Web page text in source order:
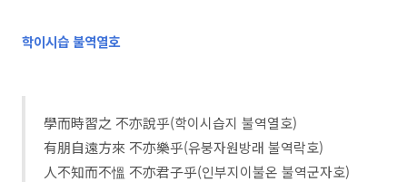
학이시습 불역열호
學而時習之 不亦說乎(학이시습지 불역열호)
有朋自遠方來 不亦樂乎(유붕자원방래 불역락호)
人不知而不慍 不亦君子乎(인부지이불온 불역군자호)